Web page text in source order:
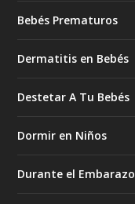
Bebés Prematuros
Dermatitis en Bebés
Destetar A Tu Bebés
Dormir en Niños
Durante el Embarazo